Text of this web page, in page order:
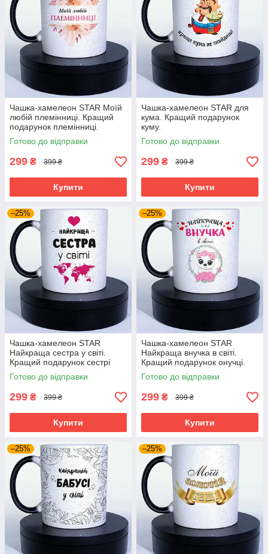
Чашка-хамелеон STAR Моїй
любій племінниці. Кращий
подарунок племінниці.
Готово до відправки
299 ₴ 399 ₴
Купити
Чашка-хамелеон STAR для
кума. Кращий подарунок
куму.
Готово до відправки
299 ₴ 399 ₴
Купити
–25%
Чашка-хамелеон STAR
Найкраща сестра у світі.
Кращий подарунок сестрі
Готово до відправки
299 ₴ 399 ₴
Купити
–25%
Чашка-хамелеон STAR
Найкраща внучка в світі.
Кращий подарунок онучці.
Готово до відправки
299 ₴ 399 ₴
Купити
–25% –25%